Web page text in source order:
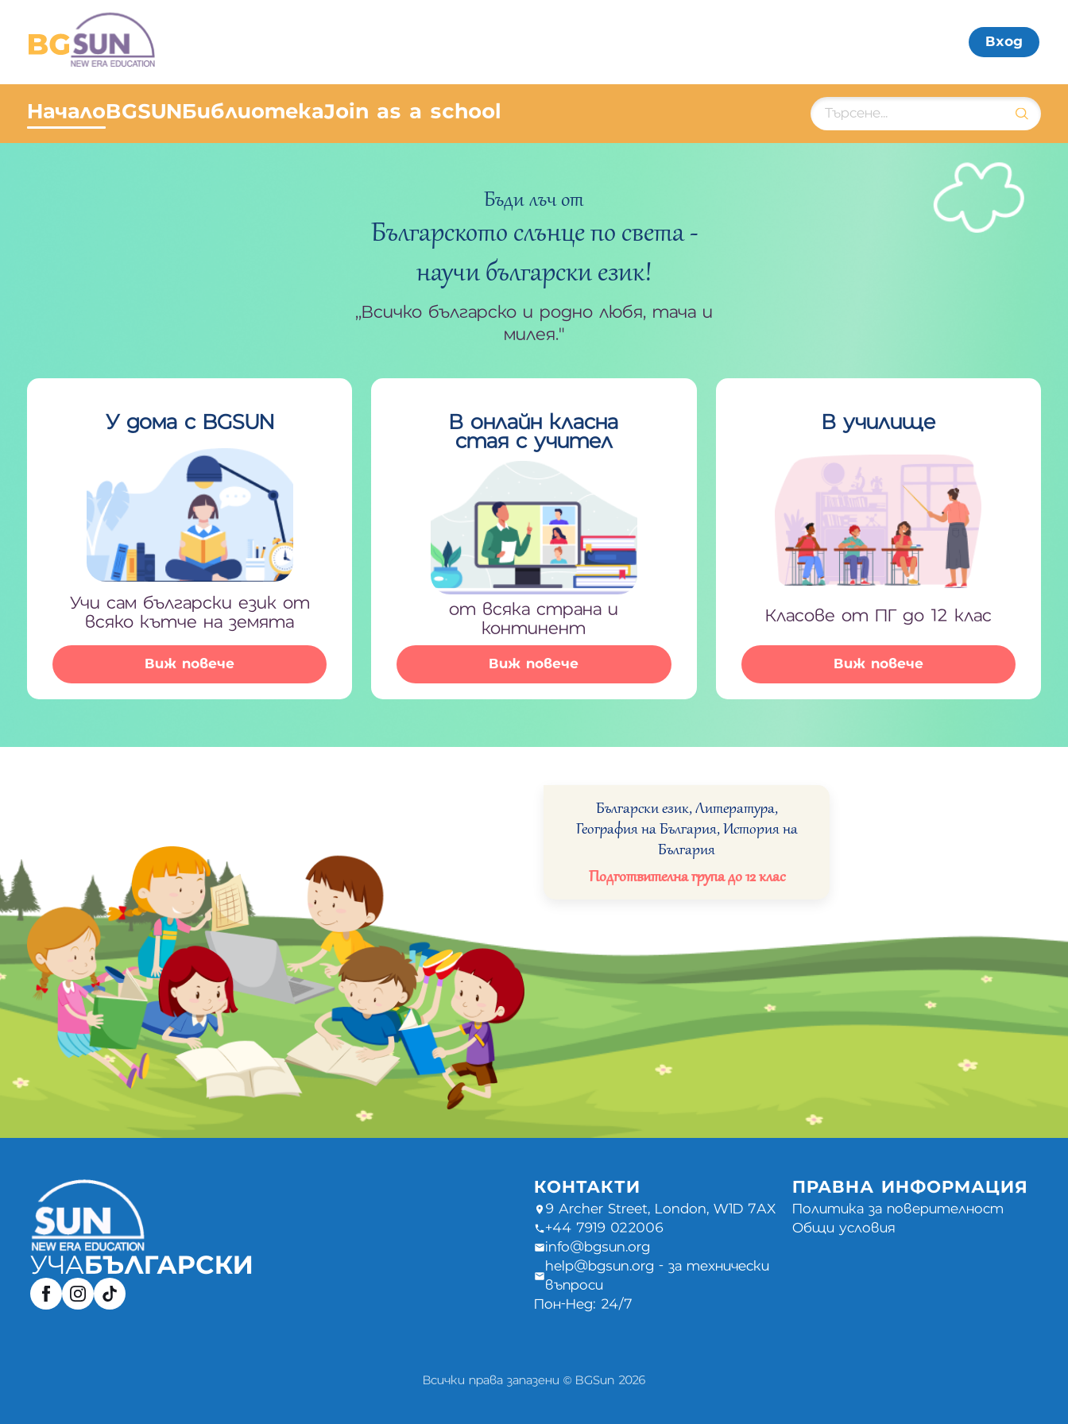
Вход
Начало BGSUN БиблиотекаJoin as a school
Бъди лъч от
Българското слънце по света -
научи български език!
,,Всичко българско и родно любя, тача и
милея.”
У дома с BGSUN
Учи сам български език от
всяко кътче на земята
Виж повече
В онлайн класна
стая с учител
от всяка страна и
континент
Виж повече
В училище
Класове от ПГ до 12 клас
Виж повече
Български език, Литература,
География на България, История на
България
Подготвителна група до 12 клас
УЧА БЪЛГАРСКИ
КОНТАКТИ
9 Archer Street, London, W1D 7AX
+44 7919 022006
info@bgsun.org
help@bgsun.org - за технически
въпроси
Пон-Нед: 24/7
ПРАВНА ИНФОРМАЦИЯ
Политика за поверителност
Общи условия
Всички права запазени © BGSun 2026